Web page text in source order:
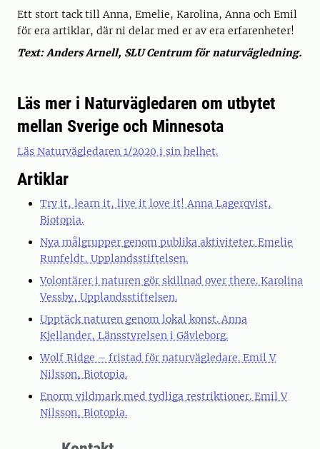
Ett stort tack till Anna, Emelie, Karolina, Anna och Emil
för era artiklar, där ni delar med er av era erfarenheter!
Text: Anders Arnell, SLU Centrum för naturvägledning.
Läs mer i Naturvägledaren om utbytet
mellan Sverige och Minnesota
Läs Naturvägledaren 1/2020 i sin helhet.
Artiklar
Try it, learn it, live it love it! Anna Lagerqvist,
Biotopia.
Nya målgrupper genom publika aktiviteter. Emelie
Runfeldt, Upplandsstiftelsen.
Volontärer i naturen gör skillnad over there. Karolina
Vessby, Upplandsstiftelsen.
Upptäck naturen genom lokal konst. Anna
Kjellander, Länsstyrelsen i Gävleborg.
Wolf Ridge – fristad för naturvägledare. Emil V
Nilsson, Biotopia.
Enorm vildmark med tydliga restriktioner. Emil V
Nilsson, Biotopia.